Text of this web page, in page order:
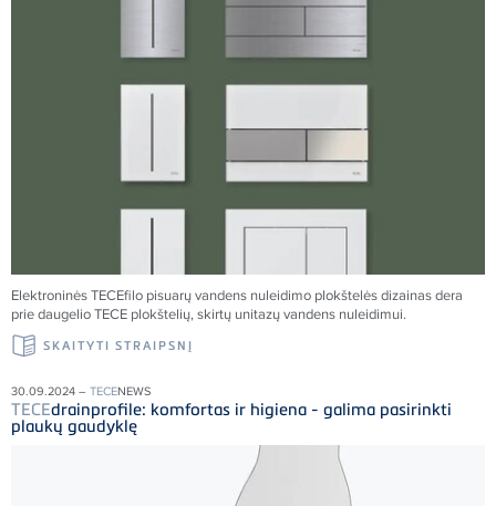
Elektroninės TECEfilo pisuarų vandens nuleidimo plokštelės dizainas dera
prie daugelio TECE plokštelių, skirtų unitazų vandens nuleidimui.
SKAITYTI STRAIPSNĮ
30.09.2024 – TECENEWS
TECEdrainprofile: komfortas ir higiena - galima pasirinkti
plaukų gaudyklę